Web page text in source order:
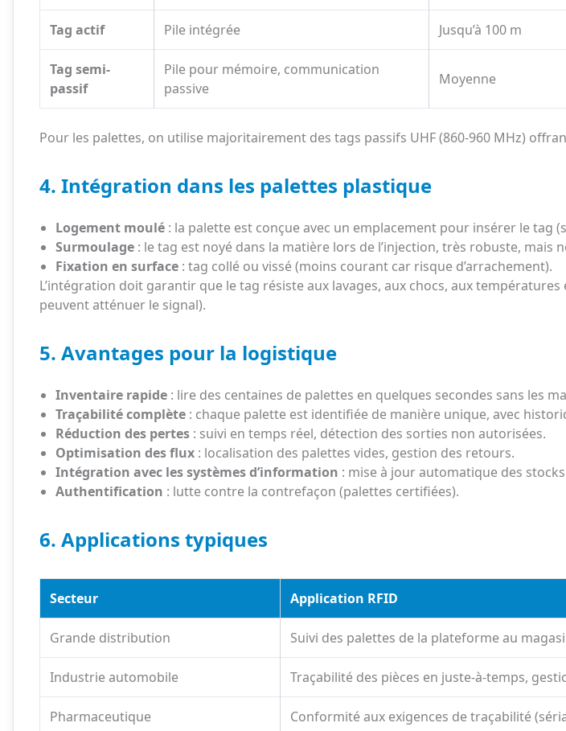
Tag actif Pile intégrée Jusqu’à 100 m
Tag semi-
passif
Pile pour mémoire, communication
passive
Moyenne
Pour les palettes, on utilise majoritairement des tags passifs UHF (860-960 MHz)
4. Intégration dans les palettes plastique
Logement moulé : la palette est conçue avec un emplacement pour insérer le tag
Surmoulage : le tag est noyé dans la matière lors de l’injection, très robuste, mais
Fixation en surface : tag collé ou vissé (moins courant car risque d’arrachement).
L’intégration doit garantir que le tag résiste aux lavages, aux chocs, aux
peuvent atténuer le signal).
5. Avantages pour la logistique
Inventaire rapide : lire des centaines de palettes en quelques secondes sans les
Traçabilité complète : chaque palette est identifiée de manière unique, avec
Réduction des pertes : suivi en temps réel, détection des sorties non autorisées.
Optimisation des flux : localisation des palettes vides, gestion des retours.
Intégration avec les systèmes d’information : mise à jour automatique des stocks
Authentification : lutte contre la contrefaçon (palettes certifiées).
6. Applications typiques
Secteur Application RFID
Grande distribution Suivi des palettes de la plateforme au
Industrie automobile Traçabilité des pièces en juste-à-temps,
Pharmaceutique Conformité aux exigences de traçabilité